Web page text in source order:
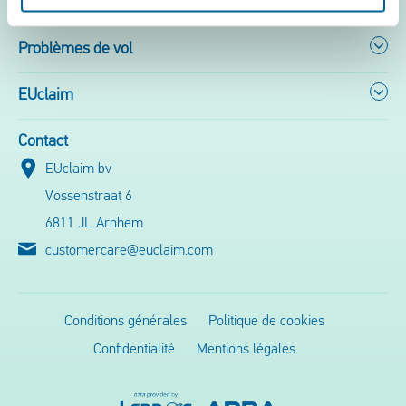
Problèmes de vol
EUclaim
Contact
EUclaim bv
Vossenstraat 6
6811 JL Arnhem
customercare@euclaim.com
Conditions générales
Politique de cookies
Confidentialité
Mentions légales